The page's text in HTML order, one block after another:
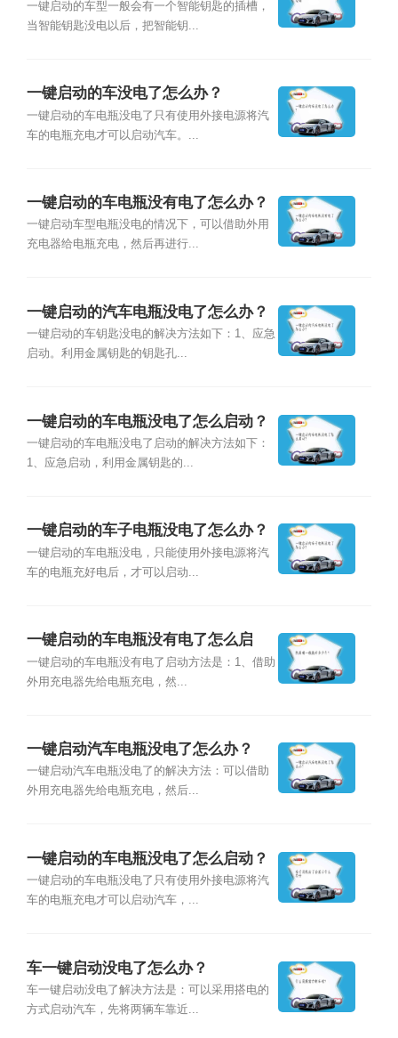
一键启动的车型一般会有一个智能钥匙的插槽，
当智能钥匙没电以后，把智能钥...
一键启动的车没电了怎么办？
一键启动的车电瓶没电了只有使用外接电源将汽
车的电瓶充电才可以启动汽车。...
一键启动的车电瓶没有电了怎么办？
一键启动车型电瓶没电的情况下，可以借助外用
充电器给电瓶充电，然后再进行...
一键启动的汽车电瓶没电了怎么办？
一键启动的车钥匙没电的解决方法如下：1、应急
启动。利用金属钥匙的钥匙孔...
一键启动的车电瓶没电了怎么启动？
一键启动的车电瓶没电了启动的解决方法如下：
1、应急启动，利用金属钥匙的...
一键启动的车子电瓶没电了怎么办？
一键启动的车电瓶没电，只能使用外接电源将汽
车的电瓶充好电后，才可以启动...
一键启动的车电瓶没有电了怎么启
动？
一键启动的车电瓶没有电了启动方法是：1、借助
外用充电器先给电瓶充电，然...
一键启动汽车电瓶没电了怎么办？
一键启动汽车电瓶没电了的解决方法：可以借助
外用充电器先给电瓶充电，然后...
一键启动的车电瓶没电了怎么启动？
一键启动的车电瓶没电了只有使用外接电源将汽
车的电瓶充电才可以启动汽车，...
车一键启动没电了怎么办？
车一键启动没电了解决方法是：可以采用搭电的
方式启动汽车，先将两辆车靠近...